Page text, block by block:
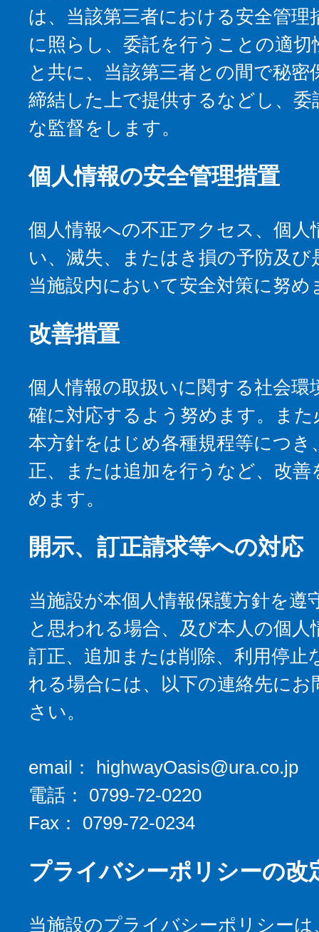
は、当該第三者における安全管理
に照らし、委託を行うことの適切
と共に、当該第三者との間で秘密
締結した上で提供するなどし、委
な監督をします。
個人情報の安全管理措置
個人情報への不正アクセス、個人
い、滅失、またはき損の予防及び
当施設内において安全対策に努め
改善措置
個人情報の取扱いに関する社会環
確に対応するよう努めます。ま
本方針をはじめ各種規程等につき
正、または追加を行うなど、改善
めます。
開示、訂正請求等への対応
当施設が本個人情報保護方針を遵
と思われる場合、及び本人の個人
訂正、追加または削除、利用停止
れる場合には、以下の連絡先にお
さい。
email： highwayOasis@ura.co.jp
電話： 0799-72-0220
Fax： 0799-72-0234
プライバシーポリシーの改
当施設のプライバシーポリシーは